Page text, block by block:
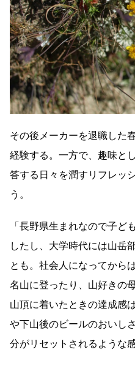
その後メーカーを退職した
経験する。一方で、趣味と
答する日々を潤すリフレッ
う。
「長野県生まれなので子ど
したし、大学時代には山岳
とも。社会人になってから
名山に登ったり、山好きの
山頂に着いたときの達成感
や下山後のビールのおいし
分がリセットされるような